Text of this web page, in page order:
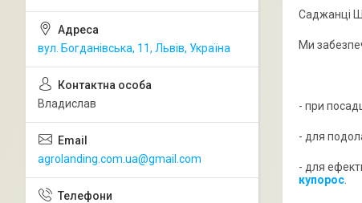
Саджанці
Ми
- при
- для
- для
купорос
вул. Богданівська, 11, Львів, Україна
Владислав
agrolanding.com.ua@gmail.com